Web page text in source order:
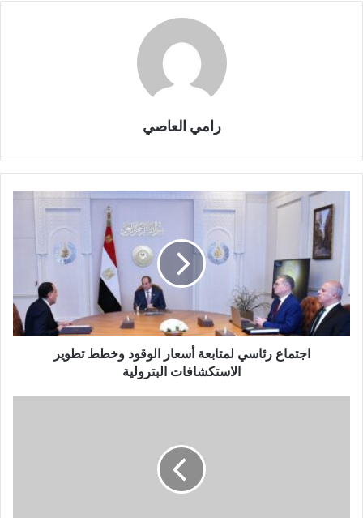
رامي العاصي
اجتماع رئاسي لمتابعة أسعار الوقود وخطط تطوير
الاستكشافات البترولية